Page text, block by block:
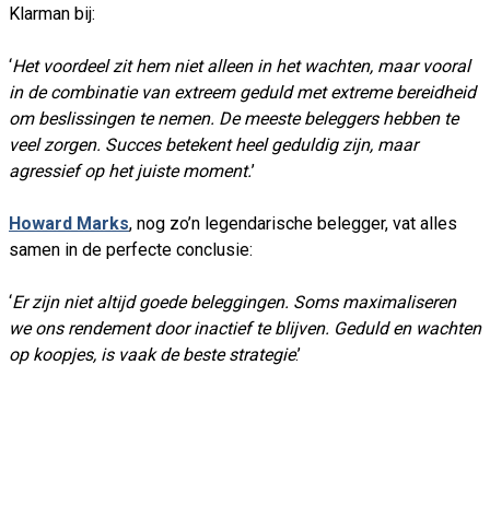
Klarman bij:
‘Het voordeel zit hem niet alleen in het wachten, maar vooral
in de combinatie van extreem geduld met extreme bereidheid
om beslissingen te nemen. De meeste beleggers hebben te
veel zorgen. Succes betekent heel geduldig zijn, maar
agressief op het juiste moment.’
Howard Marks, nog zo’n legendarische belegger, vat alles
samen in de perfecte conclusie:
‘Er zijn niet altijd goede beleggingen. Soms maximaliseren
we ons rendement door inactief te blijven. Geduld en wachten
op koopjes, is vaak de beste strategie.’